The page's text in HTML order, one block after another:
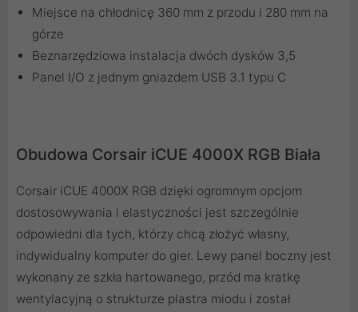
Miejsce na chłodnicę 360 mm z przodu i 280 mm na
górze
Beznarzędziowa instalacja dwóch dysków 3,5
Panel I/O z jednym gniazdem USB 3.1 typu C
Obudowa Corsair iCUE 4000X RGB Biała
Corsair iCUE 4000X RGB dzięki ogromnym opcjom
dostosowywania i elastyczności jest szczególnie
odpowiedni dla tych, którzy chcą złożyć własny,
indywidualny komputer do gier. Lewy panel boczny jest
wykonany ze szkła hartowanego, przód ma kratkę
wentylacyjną o strukturze plastra miodu i został